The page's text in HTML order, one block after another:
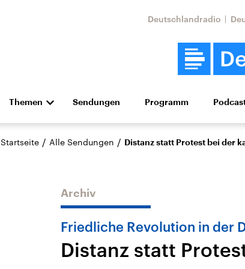
Deutschlandradio
Themen
Die Nachrichten Politik Wirtschaft
Hörspiel und Feature Musik
Landtagswahl Sachsen-
USA
Sendungen Programm
Startseite / Alle Sendungen / Distanz statt Protest bei der
Archiv
Friedliche Revolution in der
Distanz statt